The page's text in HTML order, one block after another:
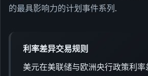
的最具影响力的计划事件系列.
利率差异交易规则
美元在美联储与欧洲央行政策利